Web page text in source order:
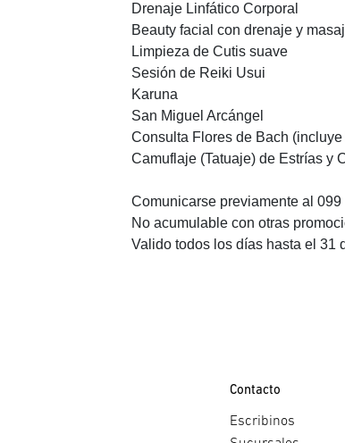
Drenaje Linfático Corporal
Beauty facial con drenaje y
Limpieza de Cutis suave
Sesión de Reiki Usui
Karuna
San Miguel Arcángel
Consulta Flores de Bach
Camuflaje (Tatuaje) de Estrías y
Comunicarse previamente al
No acumulable con otras
Valido todos los días hasta el 31
Contacto
Escribinos